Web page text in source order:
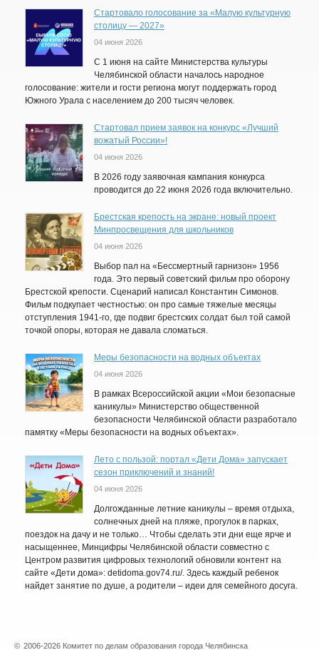
Стартовало голосование за «Малую культурную
столицу — 2027»
04 июня 2026
С 1 июня на сайте Министерства культуры
Челябинской области началось народное
голосование: жители и гости региона могут поддержать город
Южного Урала с населением до 200 тысяч человек.
Стартовал прием заявок на конкурс «Лучший
вожатый России»!
04 июня 2026
В 2026 году заявочная кампания конкурса
проводится до 22 июня 2026 года включительно.
Брестская крепость на экране: новый проект
Минпросвещения для школьников
04 июня 2026
Выбор пал на «Бессмертный гарнизон» 1956
года. Это первый советский фильм про оборону
Брестской крепости. Сценарий написал Константин Симонов.
Фильм подкупает честностью: он про самые тяжелые месяцы
отступления 1941-го, где подвиг брестских солдат был той самой
точкой опоры, которая не давала сломаться.
Меры безопасности на водных объектах
04 июня 2026
В рамках Всероссийской акции «Мои безопасные
каникулы» Министерство общественной
безопасности Челябинской области разработало
памятку «Меры безопасности на водных объектах».
Лето с пользой: портал «Дети Дома» запускает
сезон приключений и знаний!
04 июня 2026
Долгожданные летние каникулы – время отдыха,
солнечных дней на пляже, прогулок в парках,
поездок на дачу и не только… Чтобы сделать эти дни еще ярче и
насыщеннее, Минцифры Челябинской области совместно с
Центром развития цифровых технологий обновили контент на
сайте «Дети дома»: detidoma.gov74.ru/. Здесь каждый ребенок
найдет занятие по душе, а родители – идеи для семейного досуга.
© 2006-2026 Комитет по делам образования города Челябинска